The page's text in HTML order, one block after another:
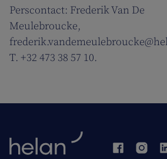
Perscontact: Frederik Van De
Meulebroucke,
T. +32 473 38 57 10.